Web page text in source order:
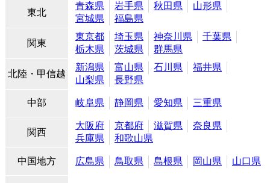
東北
青森県 岩手県 秋田県
山形県
宮城県
福島県
関東
東京都 埼玉県 神奈川県
千葉県
栃木県
茨城県 群馬県
北陸・甲信越
新潟県 富山県 石川県
福井県
山梨県
長野県
中部 岐阜県 静岡県 愛知県 三重県
関西
大阪府 京都府 滋賀県
奈良県
兵庫県
和歌山県
中国地方 広島県 鳥取県 島根県 岡山県 山口県